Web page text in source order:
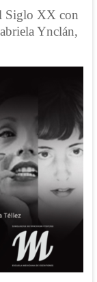
Siglo XX con
Ynclán,